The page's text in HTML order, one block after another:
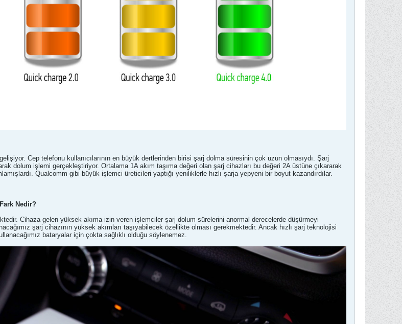
Cep telefonu kullanıcılarının en büyük dertlerinden birisi şarj dolma süresinin çok uzun olmasıydı. Şarj
dolum işlemi gerçekleştiriyor. Ortalama 1A akım taşıma değeri olan şarj cihazları bu değeri 2A üstüne çıkararak
Qualcomm gibi büyük işlemci üreticileri yaptığı yeniliklerle hızlı şarja yepyeni bir boyut kazandırdılar.
Nedir?
Cihaza gelen yüksek akıma izin veren işlemciler şarj dolum sürelerini anormal derecelerde düşürmeyi
şarj cihazının yüksek akımları taşıyabilecek özellikte olması gerekmektedir. Ancak hızlı şarj teknolojisi
bataryalar için çokta sağlıklı olduğu söylenemez.